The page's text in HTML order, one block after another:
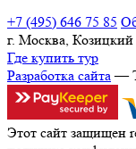
+7 (495) 646 75 85
г. Москва,
Где купить тур
Разработка сайта—
Этот сайт защищен